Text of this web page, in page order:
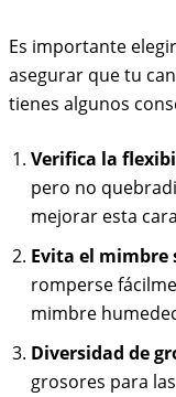
Es importante elegir
asegurar que tu
tienes algunos
Verifica la
pero no
mejorar esta
Evita el mimbre
romperse
mimbre
Diversidad de
grosores para